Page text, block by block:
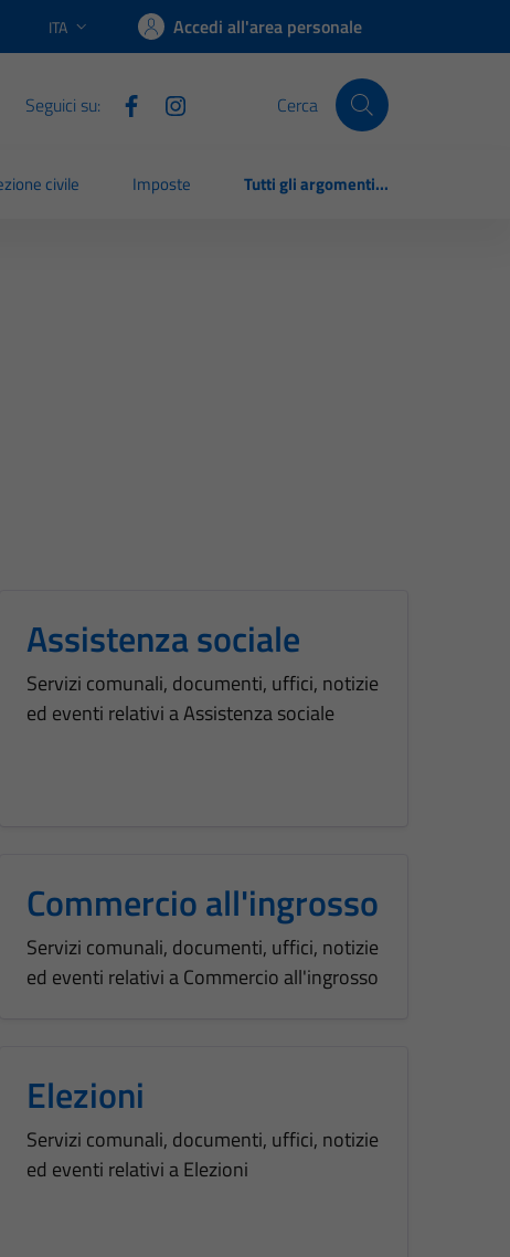
Lingua attiva:
ITA Accedi all'area personale
Seguici su: Cerca
civile Imposte Tutti gli argomenti...
Assistenza sociale
Servizi comunali, documenti, uffici, notizie
ed eventi relativi a Assistenza sociale
Commercio all'ingrosso
Servizi comunali, documenti, uffici, notizie
ed eventi relativi a Commercio all'ingrosso
Elezioni
Servizi comunali, documenti, uffici, notizie
ed eventi relativi a Elezioni